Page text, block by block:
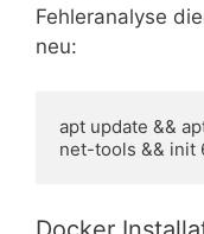
Fehleranalyse
neu:
apt update &&
net-tools && init